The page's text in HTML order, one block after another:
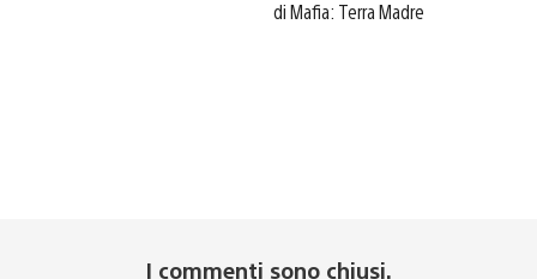
di Mafia: Terra Madre
I commenti sono chiusi.